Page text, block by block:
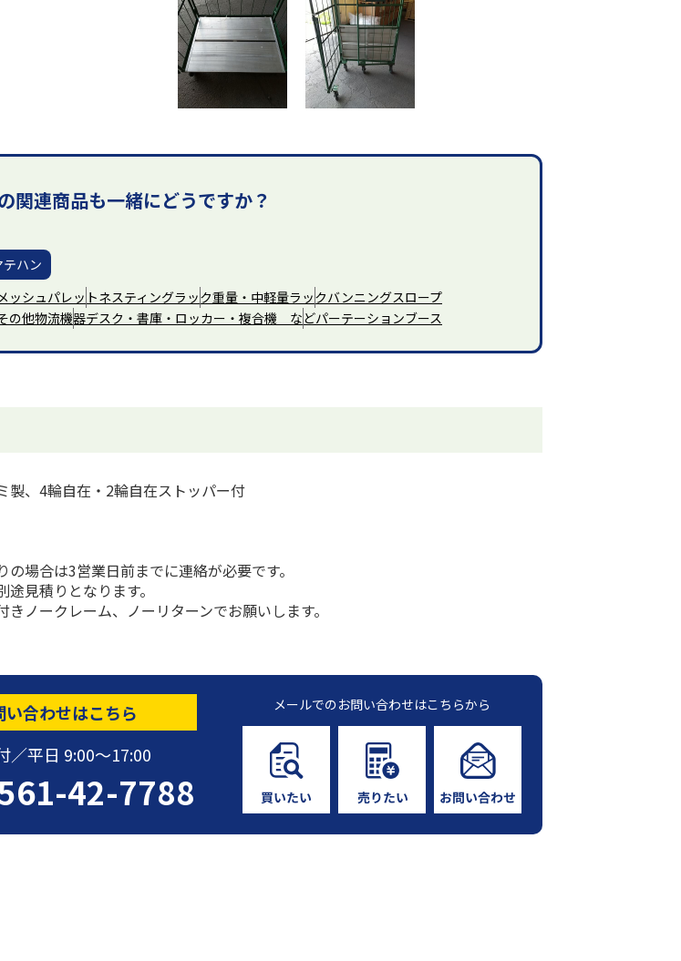
関連商品も一緒にどうですか？
ハン
ッシュパレットネスティングラック重量・中軽量ラックバンニングスロープ
の他物流機器デスク・書庫・ロッカー・複合機 などパーテーションブース
製、4輪自在・2輪自在ストッパー付
の場合は3営業日前までに連絡が必要です。
途見積りとなります。
きノークレーム、ノーリターンでお願いします。
い合わせはこちら
／平日 9:00〜17:00
42-7788
メールでのお問い合わせはこちらから